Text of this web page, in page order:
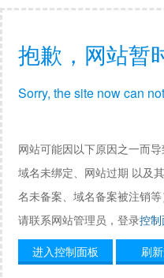
抱歉，网站暂
Sorry, the site now can
网站可能因以下原因之一而导
域名未绑定、网站过期 以及
名未备案、域名备案被注销等
请联系网站管理员，登录控制
进入控制面板
刷